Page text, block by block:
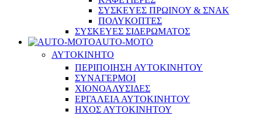
ΣΥΣΚΕΥΕΣ ΠΡΩΙΝΟΥ & ΣΝΑΚ
ΠΟΛΥΚΟΠΤΕΣ
ΣΥΣΚΕΥΕΣ ΣΙΔΕΡΩΜΑΤΟΣ
AUTO-MOTO
ΑΥΤΟΚΙΝΗΤΟ
ΠΕΡΙΠΟΙΗΣΗ ΑΥΤΟΚΙΝΗΤΟΥ
ΣΥΝΑΓΕΡΜΟΙ
ΧΙΟΝΟΑΛΥΣΙΔΕΣ
ΕΡΓΑΛΕΙΑ ΑΥΤΟΚΙΝΗΤΟΥ
ΗΧΟΣ ΑΥΤΟΚΙΝΗΤΟΥ